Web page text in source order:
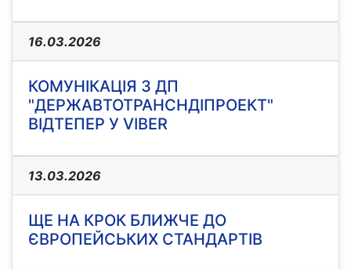
16.03.2026
КОМУНІКАЦІЯ З ДП
"ДЕРЖАВТОТРАНСНДІПРОЕКТ"
ВІДТЕПЕР У VIBER
13.03.2026
ЩЕ НА КРОК БЛИЖЧЕ ДО
ЄВРОПЕЙСЬКИХ СТАНДАРТІВ